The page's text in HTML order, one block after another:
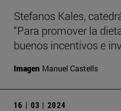
Stefanos Kales,
“Para promover la
buenos incentivos e
Imagen Manuel Castells
16 | 03 | 2024